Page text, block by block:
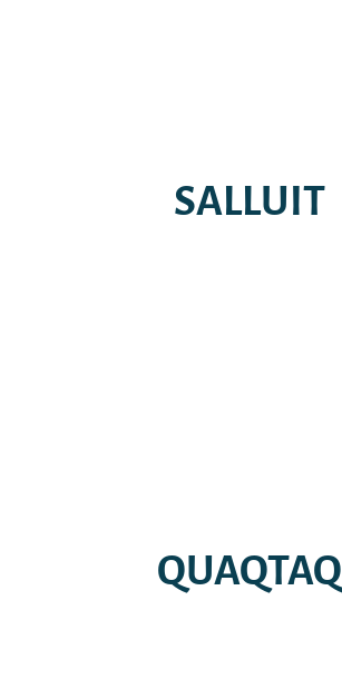
SALLUIT
QUAQTAQ